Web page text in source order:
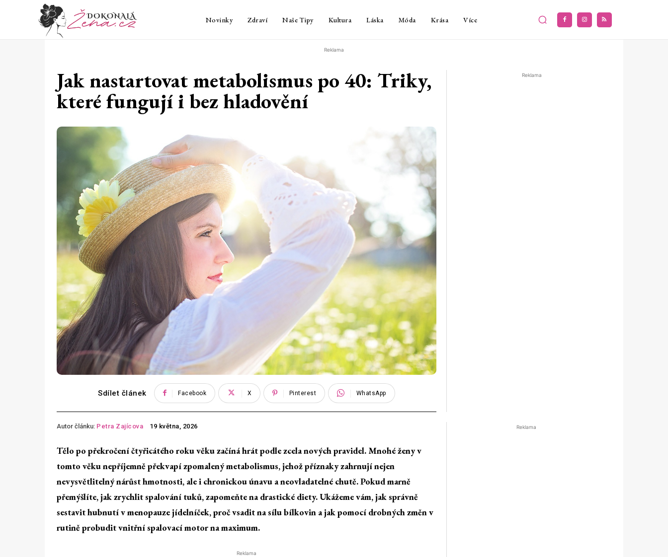
Novinky Zdraví Naše Tipy Kultura Láska Móda Krása Více
Reklama
Jak nastartovat metabolismus po 40: Triky,
které fungují i bez hladovění
Sdílet článek Facebook X Pinterest WhatsApp
Reklama
Autor článku: Petra Zajícova 19 května, 2026
Tělo po překročení čtyřicátého roku věku začíná hrát podle zcela nových pravidel. Mnohé ženy v
tomto věku nepříjemně překvapízpomalený metabolismus, jehož příznakyzahrnují nejen
nevysvětlitelný nárůst hmotnosti, ale i chronickou únavu a neovladatelné chutě. Pokud marně
přemýšlíte,jak zrychlit spalování tuků, zapomeňte na drastické diety. Ukážeme vám, jak správně
sestavithubnutí v menopauze jídelníček, proč vsadit na sílu bílkovin a jak pomocí drobných změn v
rutině probudit vnitřní spalovací motor na maximum.
Reklama
Reklama